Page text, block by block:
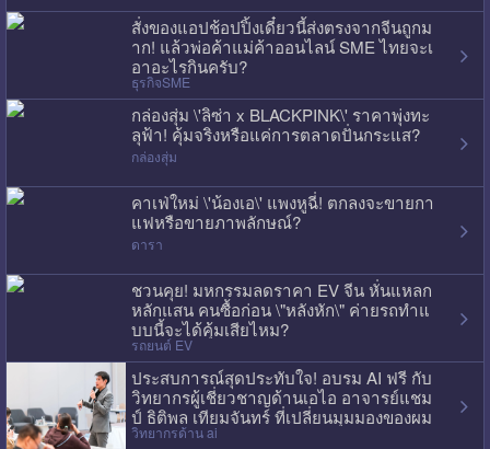
สั่งของแอปช้อปปิ้งเดี๋ยวนี้ส่งตรงจากจีนถูกม
าก! แล้วพ่อค้าแม่ค้าออนไลน์ SME ไทยจะเ
อาอะไรกินครับ?
ธุรกิจSME
กล่องสุ่ม \'ลิซ่า x BLACKPINK\' ราคาพุ่งทะ
ลุฟ้า! คุ้มจริงหรือแค่การตลาดปั่นกระแส?
กล่องสุ่ม
คาเฟ่ใหม่ \'น้องเอ\' แพงหูฉี่! ตกลงจะขายกา
แฟหรือขายภาพลักษณ์?
ดารา
ชวนคุย! มหกรรมลดราคา EV จีน หั่นแหลก
หลักแสน คนซื้อก่อน \"หลังหัก\" ค่ายรถทำแ
บบนี้จะได้คุ้มเสียไหม?
รถยนต์ EV
ประสบการณ์สุดประทับใจ! อบรม AI ฟรี กับ
วิทยากรผู้เชี่ยวชาญด้านเอไอ อาจารย์แชม
ป์ ธิติพล เทียมจันทร์ ที่เปลี่ยนมุมมองของผม
ไปเลย
วิทยากรด้าน ai